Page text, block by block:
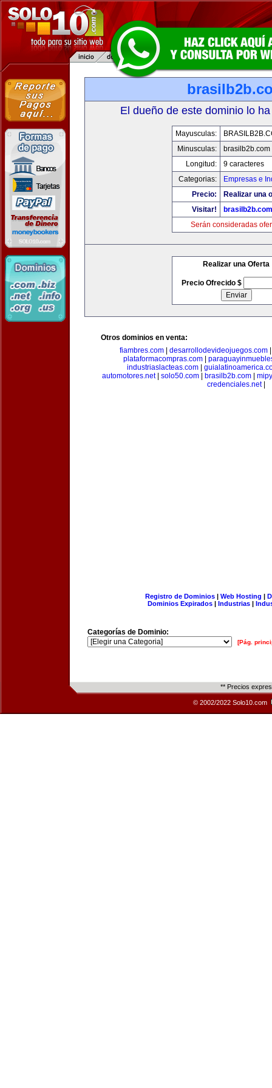
El dueño de este dominio lo
Mayusculas:
Minusculas:
brasilb2b.com
Longitud:
9 caracteres
Categorias:
Empresas e
Precio:
Realizar una
Visitar!
brasilb2b.com
Serán consideradas
Realizar una Oferta
Precio Ofrecido $
Otros dominios en venta:
fiambres.com| desarrollodevideojuegos.com
plataformacompras.com
industriaslacteas.com
automotores.net| solo50.com brasilb2b.com
credenciales.net|
Registro de Dominios| Web Hosting |
Dominios Expirados | Industrias |
Categorías de Dominio:
[Pág.
** Precios
© 2002/2022 Solo10.com